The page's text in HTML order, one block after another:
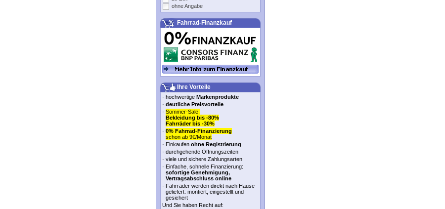
ohne Angabe
Fahrrad-Finanzkauf
Ihre Vorteile
· hochwertige Markenprodukte
· deutliche Preisvorteile
· Sommer-Sale:
Bekleidung bis -80%
Fahrräder bis -30%
· 0% Fahrrad-Finanzierung
schon ab 9€/Monat
· Einkaufen ohne Registrierung
· durchgehende Öffnungszeiten
· viele und sichere Zahlungsarten
· Einfache, schnelle Finanzierung:
sofortige Genehmigung,
Vertragsabschluss online
· Fahrräder werden direkt nach Hause
geliefert: montiert, eingestellt und
gesichert
Und Sie haben Recht auf: